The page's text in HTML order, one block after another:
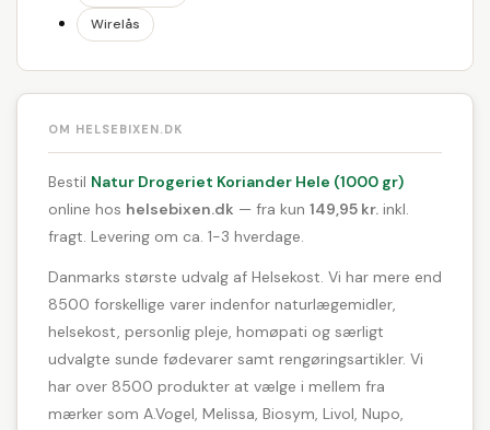
Wirelås
OM HELSEBIXEN.DK
Bestil Natur Drogeriet Koriander Hele (1000 gr)
online hos helsebixen.dk — fra kun 149,95 kr. inkl.
fragt. Levering om ca. 1-3 hverdage.
Danmarks største udvalg af Helsekost. Vi har mere end
8500 forskellige varer indenfor naturlægemidler,
helsekost, personlig pleje, homøpati og særligt
udvalgte sunde fødevarer samt rengøringsartikler. Vi
har over 8500 produkter at vælge i mellem fra
mærker som A.Vogel, Melissa, Biosym, Livol, Nupo,